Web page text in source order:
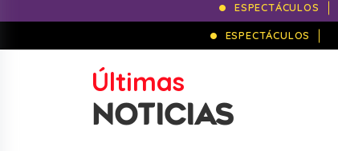
ESPECTÁCULOS
ESPECTÁCULOS
Últimas
NOTICIAS